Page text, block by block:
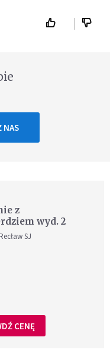
NAS
z
wyd. 2
SJ
CENĘ